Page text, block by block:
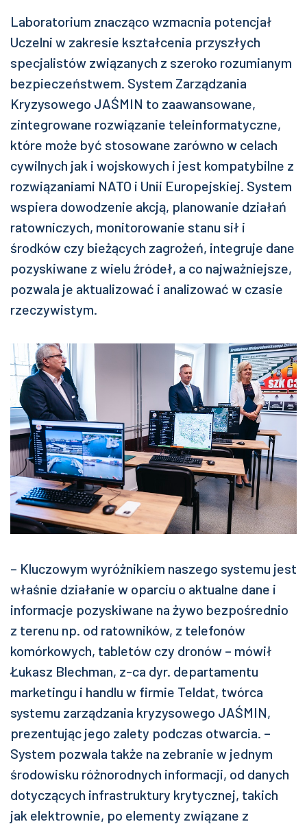
Laboratorium znacząco wzmacnia potencjał
Uczelni w zakresie kształcenia przyszłych
specjalistów związanych z szeroko rozumianym
bezpieczeństwem. System Zarządzania
Kryzysowego JAŚMIN to zaawansowane,
zintegrowane rozwiązanie teleinformatyczne,
które może być stosowane zarówno w celach
cywilnych jak i wojskowych i jest kompatybilne z
rozwiązaniami NATO i Unii Europejskiej. System
wspiera dowodzenie akcją, planowanie działań
ratowniczych, monitorowanie stanu sił i
środków czy bieżących zagrożeń, integruje dane
pozyskiwane z wielu źródeł, a co najważniejsze,
pozwala je aktualizować i analizować w czasie
rzeczywistym.
– Kluczowym wyróżnikiem naszego systemu jest
właśnie działanie w oparciu o aktualne dane i
informacje pozyskiwane na żywo bezpośrednio
z terenu np. od ratowników, z telefonów
komórkowych, tabletów czy dronów – mówił
Łukasz Blechman, z-ca dyr. departamentu
marketingu i handlu w firmie Teldat, twórca
systemu zarządzania kryzysowego JAŚMIN,
prezentując jego zalety podczas otwarcia. –
System pozwala także na zebranie w jednym
środowisku różnorodnych informacji, od danych
dotyczących infrastruktury krytycznej, takich
jak elektrownie, po elementy związane z